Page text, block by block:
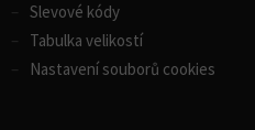
Slevové kódy
Tabulka velikostí
Nastavení souborů cookies